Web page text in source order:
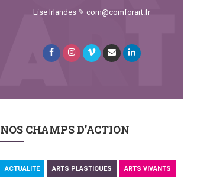
Lise Irlandes ✎ com@comforart.fr
NOS CHAMPS D’ACTION
ACTUALITÉ ARTS PLASTIQUES ARTS VIVANTS